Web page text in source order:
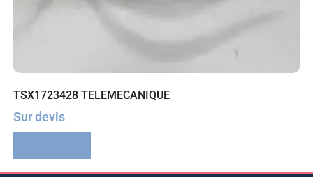
TSX1723428 TELEMECANIQUE
Sur devis